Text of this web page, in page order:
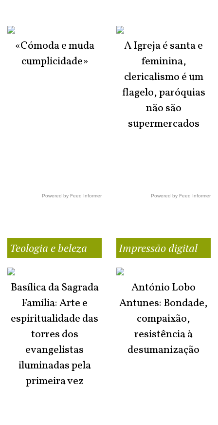
«Cómoda e muda
cumplicidade»
Powered by Feed Informer
A Igreja é santa e
feminina,
clericalismo é um
flagelo, paróquias
não são
supermercados
Powered by Feed Informer
Teologia e beleza
Basílica da Sagrada
Família: Arte e
espiritualidade das
torres dos
evangelistas
iluminadas pela
primeira vez
Impressão digital
António Lobo
Antunes: Bondade,
compaixão,
resistência à
desumanização